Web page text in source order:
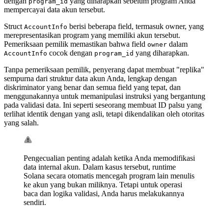
mempercayai data akun tersebut.
Struct AccountInfo berisi beberapa field, termasuk owner, yang
merepresentasikan program yang memiliki akun tersebut.
Pemeriksaan pemilik memastikan bahwa field owner dalam
AccountInfo cocok dengan program_id yang diharapkan.
Tanpa pemeriksaan pemilik, penyerang dapat membuat "replika"
sempurna dari struktur data akun Anda, lengkap dengan
diskriminator yang benar dan semua field yang tepat, dan
menggunakannya untuk memanipulasi instruksi yang bergantung
pada validasi data. Ini seperti seseorang membuat ID palsu yang
terlihat identik dengan yang asli, tetapi dikendalikan oleh otoritas
yang salah.
Pengecualian penting adalah ketika Anda memodifikasi
data internal akun. Dalam kasus tersebut, runtime
Solana secara otomatis mencegah program lain menulis
ke akun yang bukan miliknya. Tetapi untuk operasi
baca dan logika validasi, Anda harus melakukannya
sendiri.